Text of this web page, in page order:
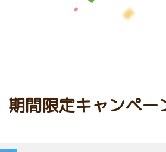
期間限定キャンペー